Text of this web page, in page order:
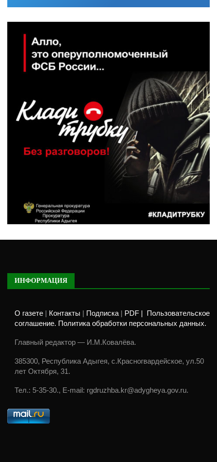
ИНФОРМАЦИЯ
О газете | Контакты | Подписка | PDF | Пользовательское
соглашение. Политика обработки персональных данных.
Главный редактор — И.М.Ковалёва.
385300, Республика Адыгея, с.Красногвардейское, ул.50
лет Октября, 31.
Тел.: 5-35-30., E-mail: rgdruzhba.kr@adygheya.gov.ru.